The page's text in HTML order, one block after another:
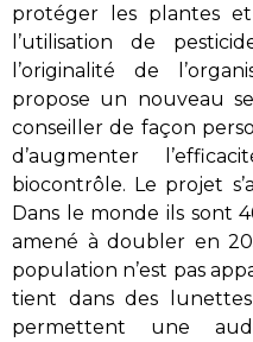
protéger les plantes et
l’utilisation de
l’originalité de
propose un nouveau
conseiller de façon
d’augmenter
biocontrôle. Le projet
Dans le monde ils sont
amené à doubler en
population n’est pas
tient dans des
permettent une